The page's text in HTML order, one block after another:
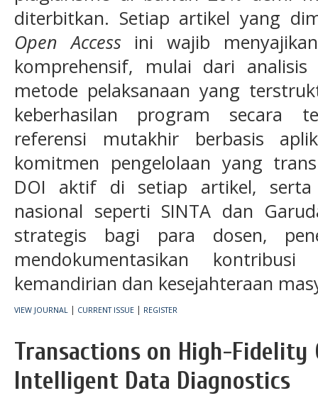
diterbitkan. Setiap artikel yang
Open Accessini wajib
komprehensif, mulai dari
metode pelaksanaan yang
keberhasilan program secara
referensi mutakhir berbasis
komitmen pengelolaan yang
DOI aktif di setiap artikel,
nasional seperti SINTA dan
strategis bagi para dosen,
mendokumentasikan
kemandirian dan kesejahteraan
VIEW JOURNAL | CURRENT ISSUE | REGISTER
Transactions on High-Fidelity
Intelligent Data Diagnostics